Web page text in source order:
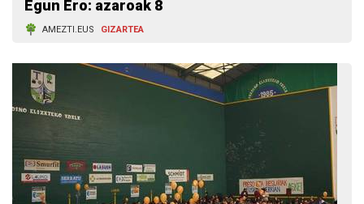
Egun Ero: azaroak 8
AMEZTI.EUS GIZARTEA